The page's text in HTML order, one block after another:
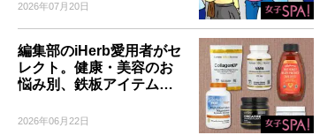
2026年07月20日
編集部のiHerb愛用者がセ
レクト。健康・美容のお
悩み別、鉄板アイテム…
2026年06月22日